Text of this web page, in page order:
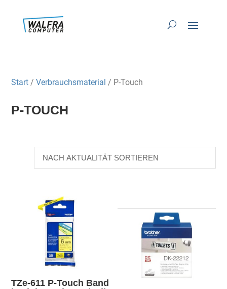
Start /Verbrauchsmaterial / P-Touch
P-TOUCH
TZe-611 P-Touch Band